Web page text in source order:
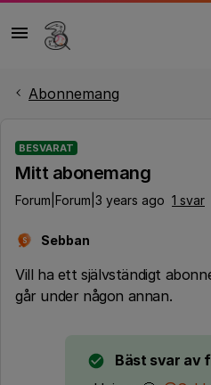
Abonnemang
BESVARAT
Mitt abonemang
Forum|Forum|3 years ago 1 svar
S Sebban
Vill ha ett självständigt
går under någon annan.
Bäst svar av